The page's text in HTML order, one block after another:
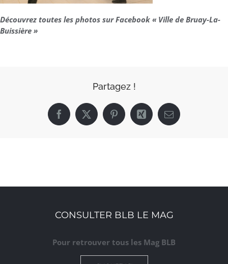
Découvrez toutes les photos sur Facebook « Ville de Bruay-La-
Buissière »
Partagez !
Facebook
X PinterestXing Email
CONSULTER BLB LE MAG
Pour retrouver tous les Mag BLB